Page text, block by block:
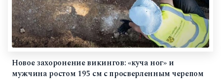
Новое захоронение викингов: «куча ног» и
мужчина ростом 195 см с просверленным черепом